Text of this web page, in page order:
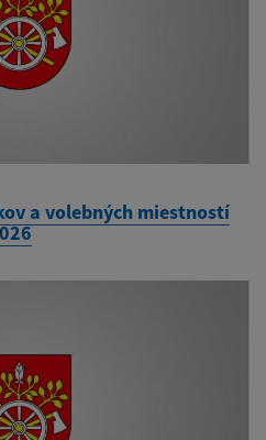
a volebných miestností